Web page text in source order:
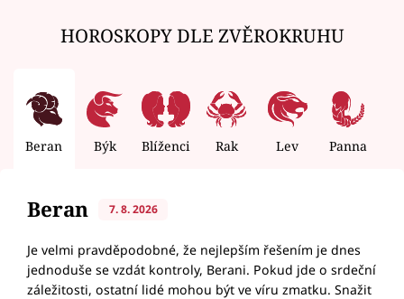
HOROSKOPY DLE ZVĚROKRUHU
Beran Býk Blíženci Rak Lev Panna
Beran 7. 8. 2026
Je velmi pravděpodobné, že nejlepším řešením je dnes
jednoduše se vzdát kontroly, Berani. Pokud jde o srdeční
záležitosti, ostatní lidé mohou být ve víru zmatku. Snažit